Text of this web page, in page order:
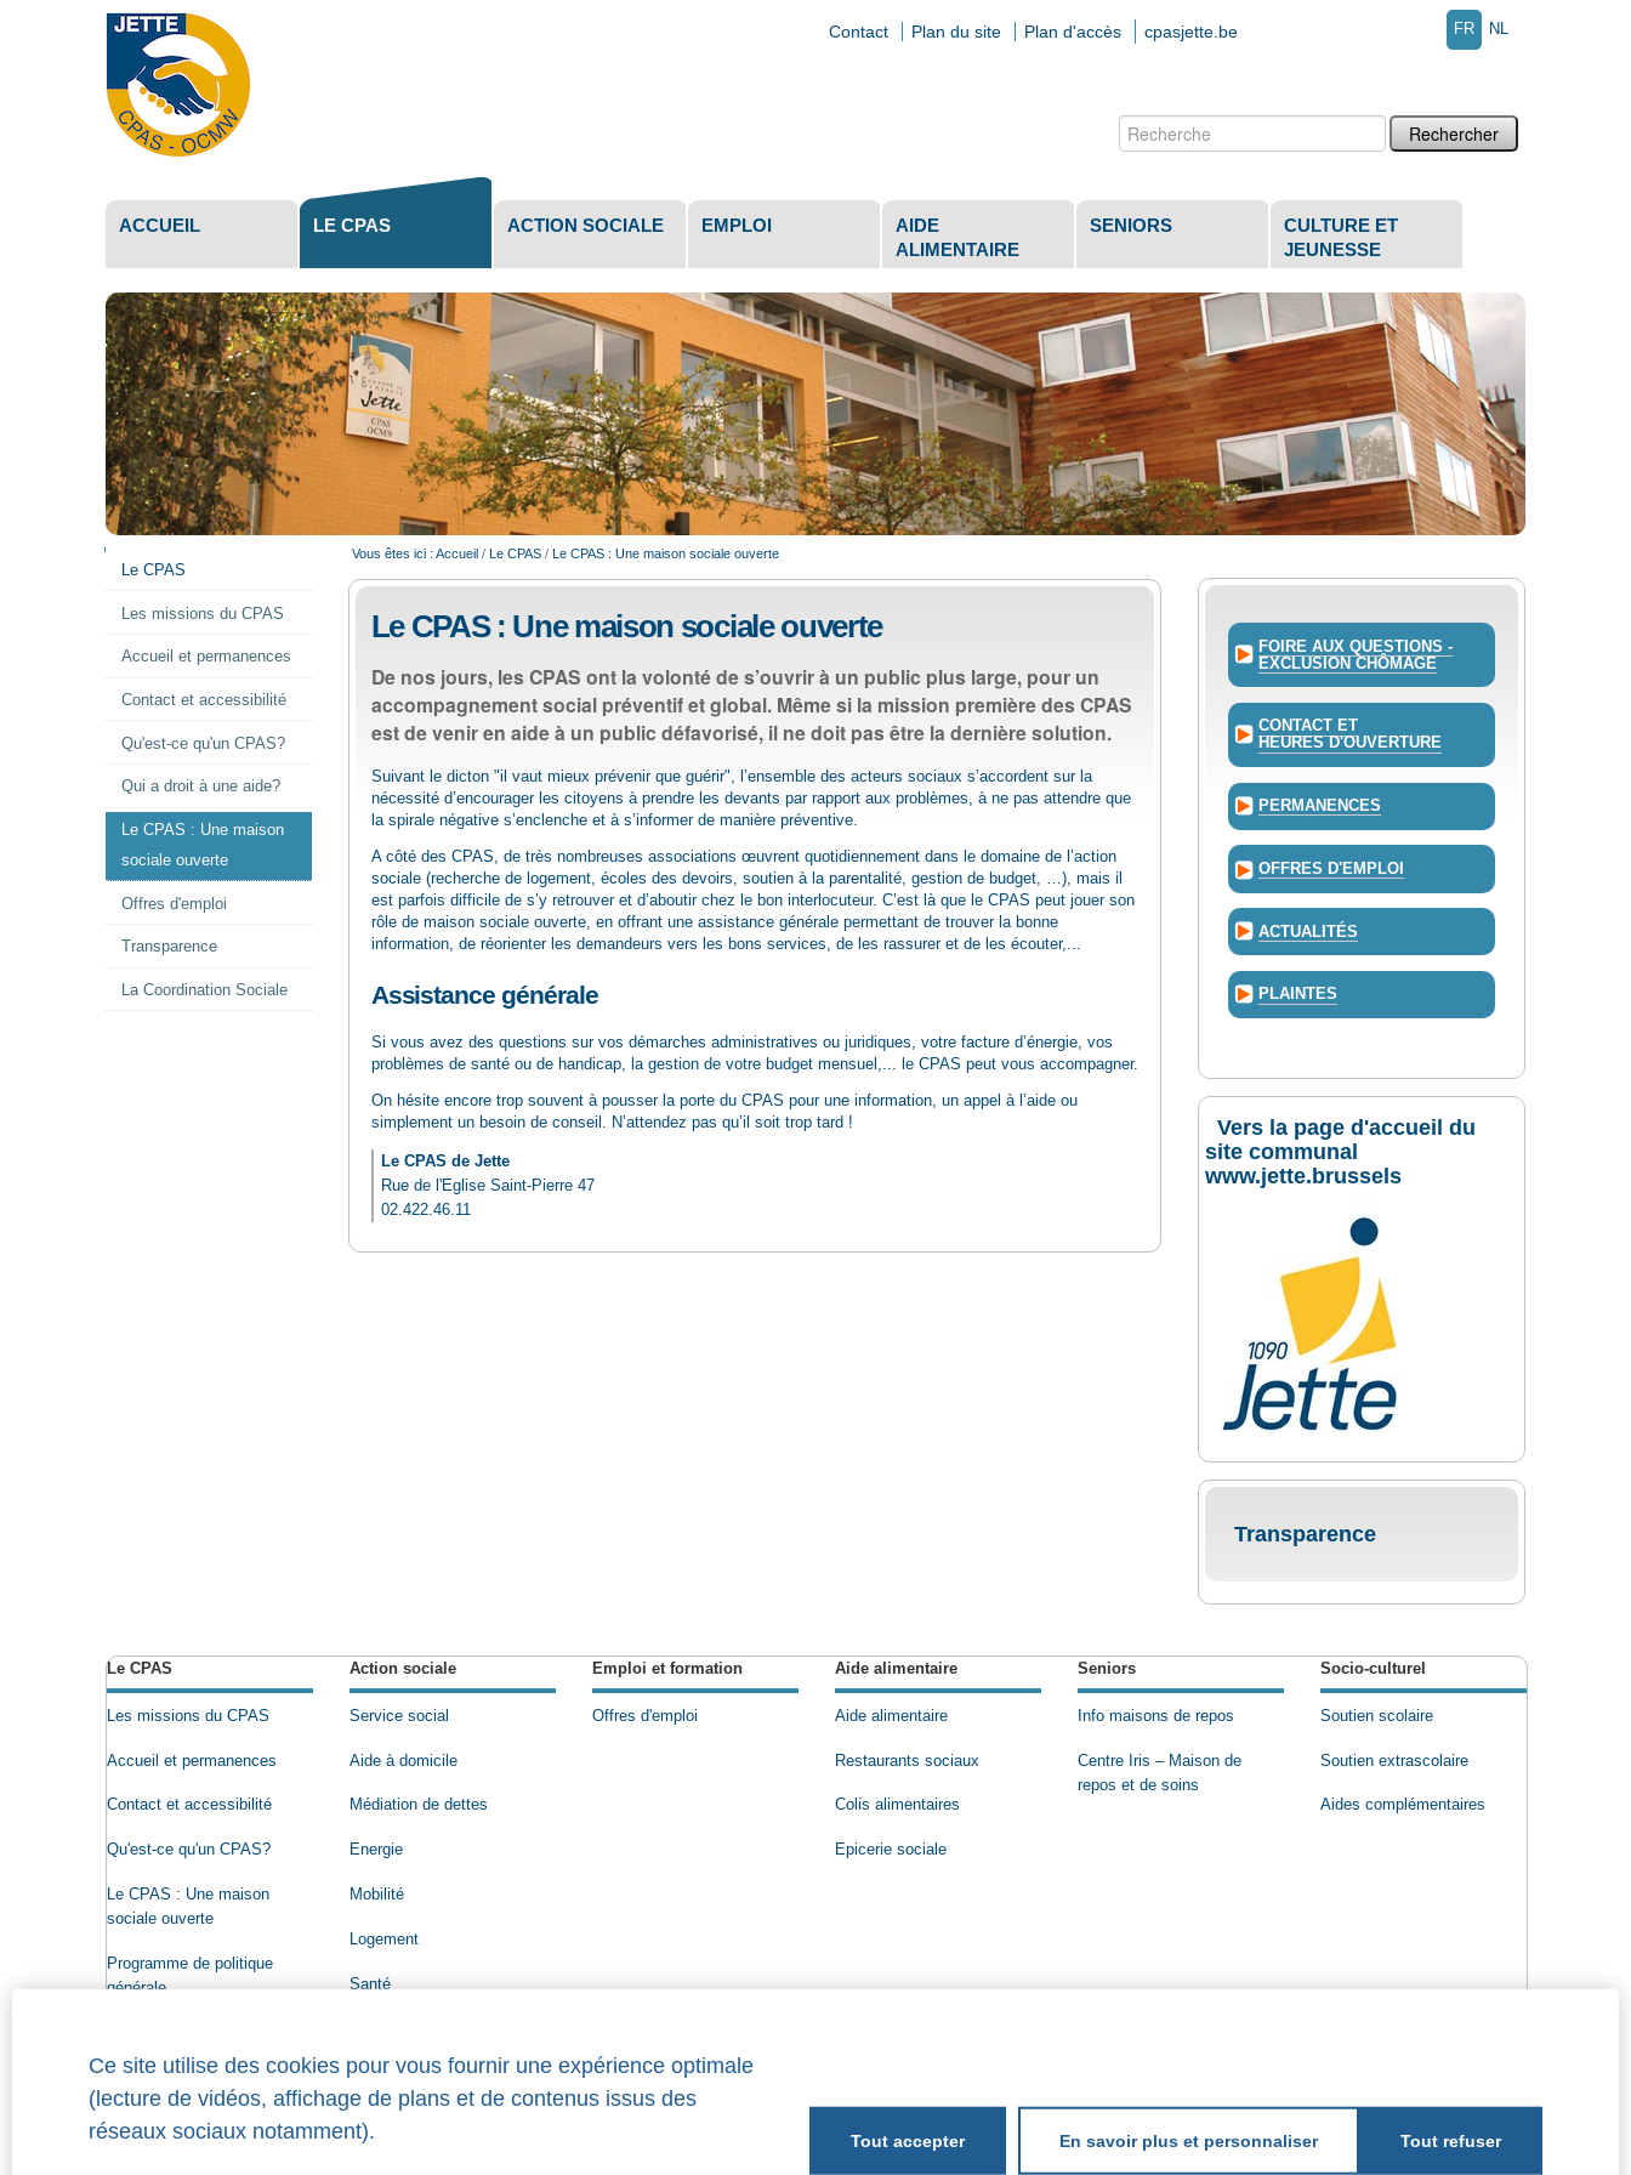
NL
FR
Contact Plan du site Plan d'accès cpasjette.be
Chercher par
ACCUEIL LE CPAS ACTION SOCIALE EMPLOI
AIDE
ALIMENTAIRE
SENIORS
CULTURE ET
JEUNESSE
NAVIGATION
Le CPAS
Les missions du CPAS
Accueil et permanences
Contact et accessibilité
Qu'est-ce qu'un CPAS?
Qui a droit à une aide?
Le CPAS : Une maison
sociale ouverte
Offres d'emploi
Transparence
La Coordination Sociale
Vous êtes ici : Accueil / Le CPAS / Le CPAS : Une maison sociale ouverte
Le CPAS : Une maison sociale ouverte
De nos jours, les CPAS ont la volonté de s’ouvrir à un public plus large, pour un
accompagnement social préventif et global. Même si la mission première des CPAS
est de venir en aide à un public défavorisé, il ne doit pas être la dernière solution.
Suivant le dicton "il vaut mieux prévenir que guérir", l’ensemble des acteurs sociaux s’accordent sur la
nécessité d’encourager les citoyens à prendre les devants par rapport aux problèmes, à ne pas attendre que
la spirale négative s’enclenche et à s’informer de manière préventive.
A côté des CPAS, de très nombreuses associations œuvrent quotidiennement dans le domaine de l’action
sociale (recherche de logement, écoles des devoirs, soutien à la parentalité, gestion de budget, …), mais il
est parfois difficile de s’y retrouver et d’aboutir chez le bon interlocuteur. C’est là que le CPAS peut jouer son
rôle de maison sociale ouverte, en offrant une assistance générale permettant de trouver la bonne
information, de réorienter les demandeurs vers les bons services, de les rassurer et de les écouter,...
Assistance générale
Si vous avez des questions sur vos démarches administratives ou juridiques, votre facture d’énergie, vos
problèmes de santé ou de handicap, la gestion de votre budget mensuel,... le CPAS peut vous accompagner.
On hésite encore trop souvent à pousser la porte du CPAS pour une information, un appel à l’aide ou
simplement un besoin de conseil. N’attendez pas qu’il soit trop tard !
Le CPAS de Jette
Rue de l'Eglise Saint-Pierre 47
02.422.46.11
Ce site utilise des cookies pour vous fournir une expérience optimale
(lecture de vidéos, affichage de plans et de contenus issus des
réseaux sociaux notamment).
En savoir plus et personnaliser
FOIRE AUX QUESTIONS -
EXCLUSION CHÔMAGE
CONTACT ET
HEURES D'OUVERTURE
PERMANENCES
OFFRES D'EMPLOI
ACTUALITÉS
PLAINTES
Vers la page d'accueil du
site communal
www.jette.brussels
Transparence
Le CPAS
Les missions du CPAS
Accueil et permanences
Contact et accessibilité
Qu'est-ce qu'un CPAS?
Le CPAS : Une maison
sociale ouverte
Programme de politique
générale
Organigramme
Offres d'emploi
Action sociale
Service social
Aide à domicile
Médiation de dettes
Energie
Mobilité
Logement
Santé
Emploi et formation
Offres d'emploi
Aide alimentaire
Aide alimentaire
Restaurants sociaux
Colis alimentaires
Epicerie sociale
Seniors
Info maisons de repos
Centre Iris – Maison de
repos et de soins
Socio-culturel
Soutien scolaire
Soutien extrascolaire
Aides complémentaires